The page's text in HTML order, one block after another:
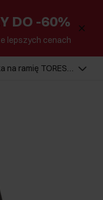
DO -60%
lepszych cenach
na ramię TORES-